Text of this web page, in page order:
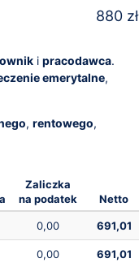
880 zł
i pracodawca.
emerytalne,
, rentowego,
Zaliczka
na podatek
Netto
0,00 691,01
0,00 691,01